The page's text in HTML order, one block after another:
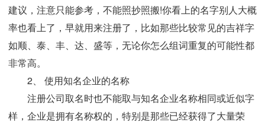
建议，注意只能参考，不能照抄照搬!你看上的名字别人大概
率也看上了，早就用来注册了，比如那些比较常见的吉祥字
如顺、泰、丰、达、盛等，无论你怎么组词重复的可能性都
非常高。
2、 使用知名企业的名称
注册公司取名时也不能取与知名企业名称相同或近似字
样，企业是拥有名称权的，特别是那些已经获得了大量荣